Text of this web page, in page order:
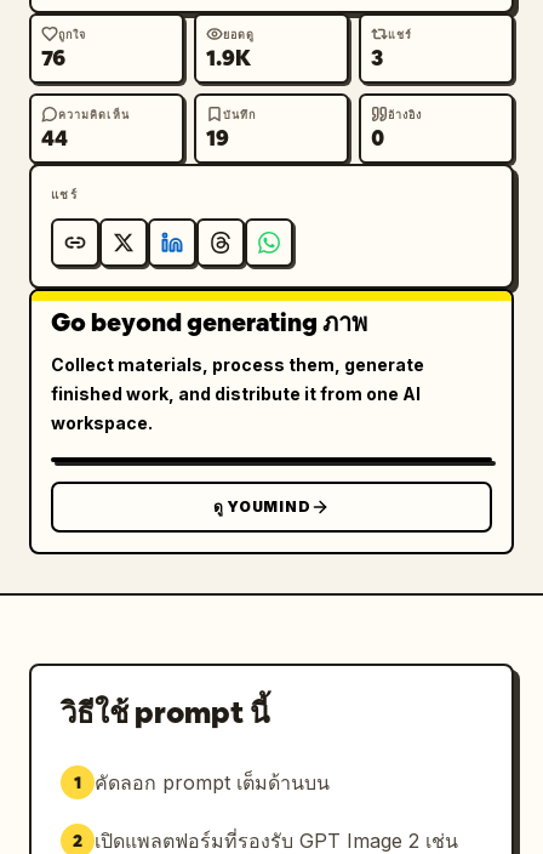
ชุดราตรีสีดำยาวลากพื้นสุดอลังการพร้อมกระโปรงบาน
ยาว
โดยมีพื้นที่ภายในคฤหาสน์ทอดยาวอยู่ด้านหลังผ่านผนัง
กระจกใส
5. ช่องขวาล่าง: หญิงสาวโพสท่าในชุดเดรสสั้นสีดำระยิบ
ระยับหรือชุดเบลเซอร์เดรสพร้อมรองเท้าแตะส้นสูงสีดำ ล้อม
สไตล์ภาพ: ภาพถ่ายเชิงบรรณาธิการสุดหรูที่สมจริงดุจ
ภาพถ่ายจริง แสงกลางวันนุ่มนวลแบบภาพยนตร์ กระจกและ
โครเมียมที่สะท้อนแสง ไฮไลท์สีฟ้าเย็นตา หินอ่อนขัดเงา
เงาที่นุ่มนวล ผสมผสานการออกแบบสถาปัตยกรรมระดับไฮ
เอนด์เข้ากับภาพถ่ายแฟชั่น เน้นความโปร่งใส การสะท้อน
แสง เพชร/คริสตัล หมู่เมฆที่อยู่ใต้ตัวอาคาร และ
ข้อจำกัด: ห้ามมีข้อความที่อ่านออกได้ ห้ามมีโลโก้ ห้ามมี
ลายน้ำ คงจำนวนช่องภาพไว้ที่ 5 ช่องพอดี และรักษาเส้น
ที่ปรากฏ
ถูกใจ
76
ยอดดู
1.9K
แชร์
3
ความคิดเห็น
44
บันทึก
19
อ้างอิง
0
แชร์
Go beyond generating ภาพ
Collect materials, process them, generate
finished work, and distribute it from one AI
workspace.
ดู YOUMIND
วิธีใช้ prompt นี้
1 คัดลอก prompt เต็มด้านบน
2
เปิดแพลตฟอร์มที่รองรับ GPT Image 2 เช่น